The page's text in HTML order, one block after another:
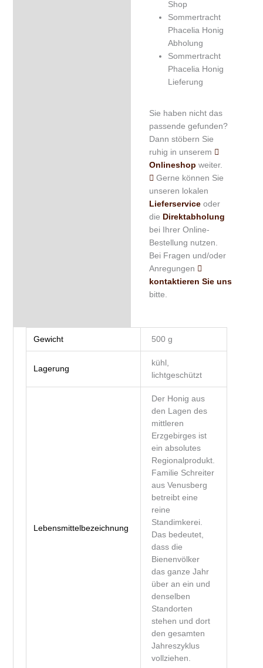
Shop
Sommertracht
Phacelia Honig
Abholung
Sommertracht
Phacelia Honig
Lieferung
Sie haben nicht das
passende gefunden?
Dann stöbern Sie
ruhig in unserem
Onlineshop weiter.
Gerne können Sie
unseren lokalen
Lieferserviceoder
die Direktabholung
bei Ihrer Online-
Bestellung nutzen.
Bei Fragen und/oder
Anregungen
kontaktieren Sie uns
bitte.
Gewicht 500 g
Lagerung
kühl,
lichtgeschützt
Lebensmittelbezeichnung
Der Honig aus
den Lagen des
mittleren
Erzgebirges ist
ein absolutes
Regionalprodukt.
Familie Schreiter
aus Venusberg
betreibt eine
reine
Standimkerei.
Das bedeutet,
dass die
Bienenvölker
das ganze Jahr
über an ein und
denselben
Standorten
stehen und dort
den gesamten
Jahreszyklus
vollziehen.